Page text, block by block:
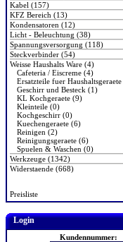
Kabel (157)
KFZ Bereich (13)
Kondensatoren (12)
Licht - Beleuchtung (38)
Spannungsversorgung (118)
Steckverbinder (54)
Weisse Haushalts Ware (4)
Cafeteria / Eiscreme (4)
Ersatzteile fuer
Geschirr und Besteck (1)
KL Kochgeraete (9)
Kleinteile (0)
Kochgeschirr (0)
Kuechengeraete (6)
Reinigen (2)
Reinigungsgeraete (6)
Spuelen & Waschen (0)
Werkzeuge (1342)
Widerstaende (668)
Preisliste
Login
Kundennummer: